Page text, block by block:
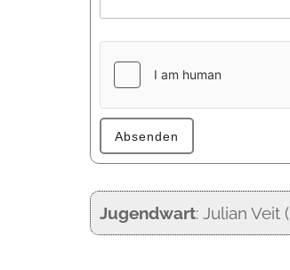
Absenden
Jugendwart: Julian Veit (